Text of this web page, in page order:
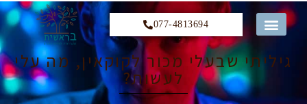
077-4813694
גיליתי שבעלי מכור לקוקאין, מה עלי
לעשות?